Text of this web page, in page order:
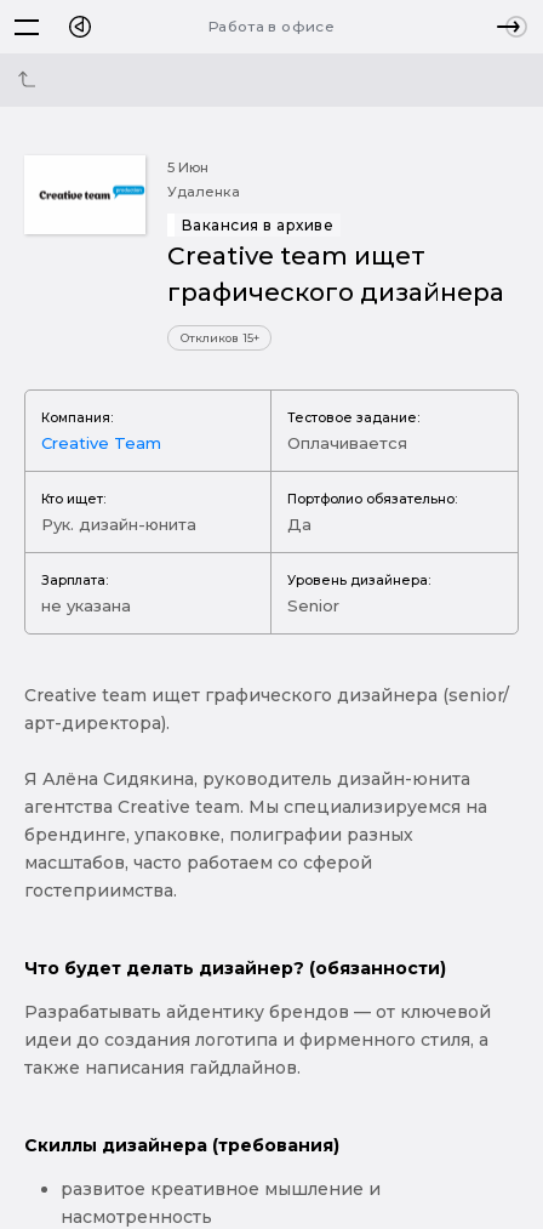
Работа в офисе
5 Июн
Удаленка
Вакансия в архиве
Creative team ищет
графического дизайнера
Откликов 15+
Компания:
Creative Team
Тестовое задание:
Оплачивается
Кто ищет:
Рук. дизайн-юнита
Портфолио обязательно:
Да
Зарплата:
не указана
Уровень дизайнера:
Senior
Creative team ищет графического дизайнера (senior/
арт-директора).
Я Алёна Сидякина, руководитель дизайн-юнита
агентства Creative team. Мы специализируемся на
брендинге, упаковке, полиграфии разных
масштабов, часто работаем со сферой
гостеприимства.
Что будет делать дизайнер? (обязанности)
Разрабатывать айдентику брендов — от ключевой
идеи до создания логотипа и фирменного стиля, а
также написания гайдлайнов.
Скиллы дизайнера (требования)
развитое креативное мышление и
насмотренность